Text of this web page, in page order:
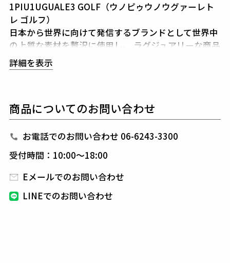
1PIU1UGUALE3 GOLF（ウノピゥウノウグァーレト
レ ゴルフ）
日本から世界に向けて発信するブランドとして世界中
の上質な素材を贅沢に使用し、 ラグジュアリーな商品
をリリースし続ける1PIU1UGUALE3。
グジュアリーブランドが提案する、高いデザイン性と
なハイテク素材を採用し、ただ派手な物ではなくテー
ラーリングを得意とする同ブランドならではの立体パ
ターンにより、洗練された高いデザイン性と
ィッティングを兼ね備え着る者全てに高揚感と優越感
をもたらします。
素材
コットン72% ナイロン14% ポリエステル11% ポリウ
詳細を表示
商品についてのお問い合わせ
お電話でのお問い合わせ 06-6243-3300
受付時間：10:00～18:00
Eメールでのお問い合わせ
LINEでのお問い合わせ